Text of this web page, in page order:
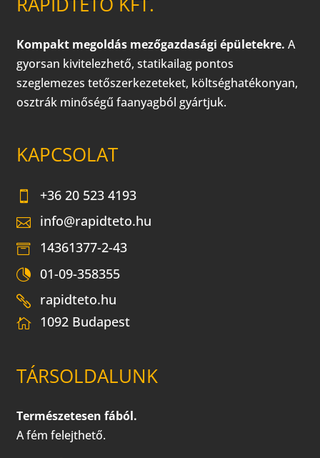
Kompakt megoldás mezőgazdasági épületekre. A
gyorsan kivitelezhető, statikailag pontos
szeglemezes tetőszerkezeteket, költséghatékonyan,
osztrák minőségű faanyagból gyártjuk.
KAPCSOLAT
+36 20 523 4193
info@rapidteto.hu
14361377-2-43
01-09-358355
rapidteto.hu
1092 Budapest
TÁRSOLDALUNK
Természetesen fából.
A fém felejthető.